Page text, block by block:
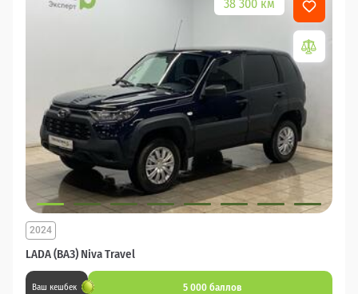
38 300 км
LADA (ВАЗ) Niva Travel
2024
Ваш кешбек 5 000 баллов